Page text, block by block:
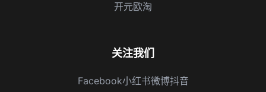
开元欧淘
关注我们
Facebook小红书微博抖音